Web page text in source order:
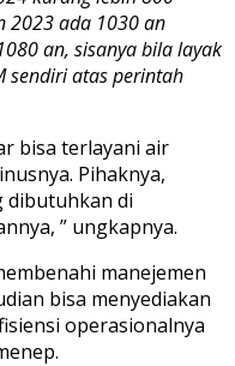
2023 ada 1030 an
an, sisanya bila layak
sendiri atas perintah
bisa terlayani air
Pihaknya,
dibutuhkan di
” ungkapnya.
manejemen
bisa menyediakan
operasionalnya